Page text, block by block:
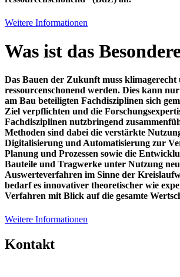
Weitere Informationen
Was ist das
Das Bauen der Zukunft muss klimagerecht
ressourcenschonend werden. Dies kann
am Bau beteiligten Fachdisziplinen sich
Ziel verpflichten und die
Fachdisziplinen nutzbringend
Methoden sind dabei die verstärkte
Digitalisierung und Automatisierung zur
Planung und Prozessen sowie die
Bauteile und Tragwerke unter Nutzung
Auswerteverfahren im Sinne der
bedarf es innovativer theoretischer wie
Verfahren mit Blick auf die gesamte
Weitere Informationen
Kontakt